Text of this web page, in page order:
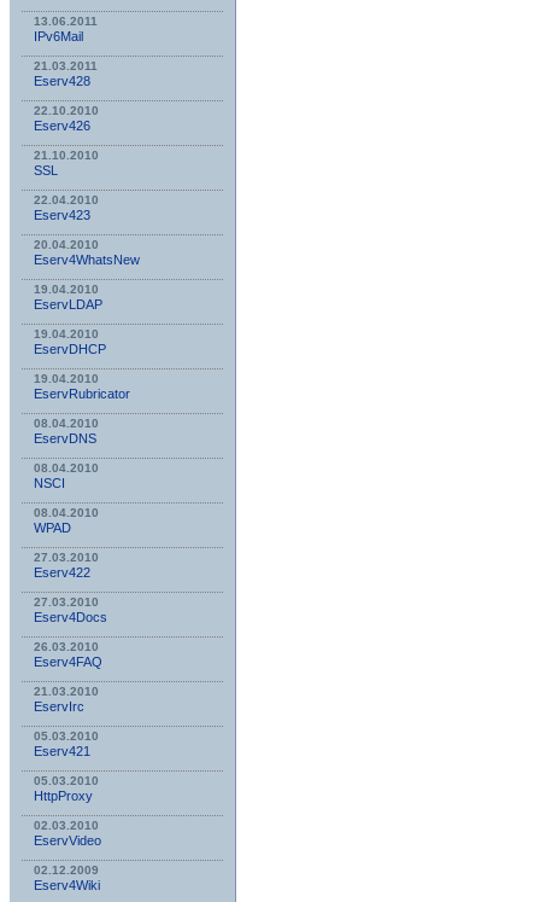
13.06.2011
IPv6Mail
21.03.2011
Eserv428
22.10.2010
Eserv426
21.10.2010
SSL
22.04.2010
Eserv423
20.04.2010
Eserv4WhatsNew
19.04.2010
EservLDAP
19.04.2010
EservDHCP
19.04.2010
EservRubricator
08.04.2010
EservDNS
08.04.2010
NSСI
08.04.2010
WPAD
27.03.2010
Eserv422
27.03.2010
Eserv4Docs
26.03.2010
Eserv4FAQ
21.03.2010
EservIrc
05.03.2010
Eserv421
05.03.2010
HttpProxy
02.03.2010
EservVideo
02.12.2009
Eserv4Wiki